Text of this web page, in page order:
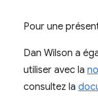
Pour une
Dan Wilson a
utiliser avec la
consultez la